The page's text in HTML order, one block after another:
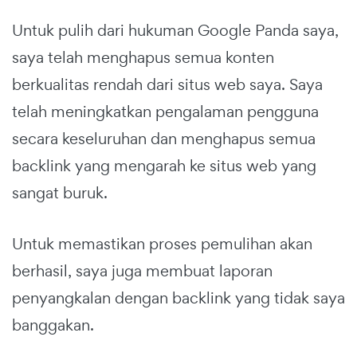
Untuk pulih dari hukuman Google Panda saya,
saya telah menghapus semua konten
berkualitas rendah dari situs web saya. Saya
telah meningkatkan pengalaman pengguna
secara keseluruhan dan menghapus semua
backlink yang mengarah ke situs web yang
sangat buruk.
Untuk memastikan proses pemulihan akan
berhasil, saya juga membuat laporan
penyangkalan dengan backlink yang tidak saya
banggakan.